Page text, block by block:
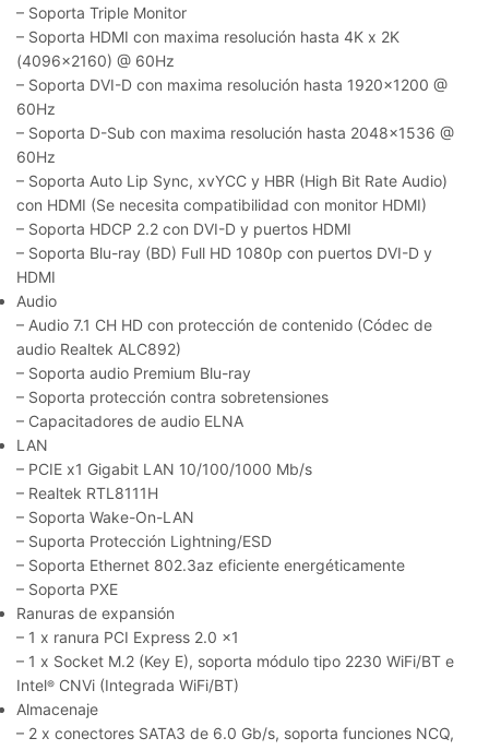
– Soporta Triple Monitor
– Soporta HDMI con maxima resolución hasta 4K x 2K
(4096×2160) @ 60Hz
– Soporta DVI-D con maxima resolución hasta 1920×1200 @
60Hz
– Soporta D-Sub con maxima resolución hasta 2048×1536 @
60Hz
– Soporta Auto Lip Sync, xvYCC y HBR (High Bit Rate Audio)
con HDMI (Se necesita compatibilidad con monitor HDMI)
– Soporta HDCP 2.2 con DVI-D y puertos HDMI
– Soporta Blu-ray (BD) Full HD 1080p con puertos DVI-D y
HDMI
Audio
– Audio 7.1 CH HD con protección de contenido (Códec de
audio Realtek ALC892)
– Soporta audio Premium Blu-ray
– Soporta protección contra sobretensiones
– Capacitadores de audio ELNA
LAN
– PCIE x1 Gigabit LAN 10/100/1000 Mb/s
– Realtek RTL8111H
– Soporta Wake-On-LAN
– Suporta Protección Lightning/ESD
– Soporta Ethernet 802.3az eficiente energéticamente
– Soporta PXE
Ranuras de expansión
– 1 x ranura PCI Express 2.0 x1
– 1 x Socket M.2 (Key E), soporta módulo tipo 2230 WiFi/BT e
Intel® CNVi (Integrada WiFi/BT)
Almacenaje
– 2 x conectores SATA3 de 6.0 Gb/s, soporta funciones NCQ,